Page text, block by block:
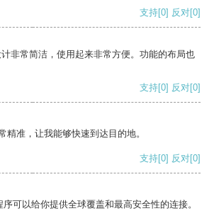
支持[0] 反对[0]
非常简洁，使用起来非常方便。功能的布局也
支持[0] 反对[0]
精准，让我能够快速到达目的地。
支持[0] 反对[0]
可以给你提供全球覆盖和最高安全性的连接。